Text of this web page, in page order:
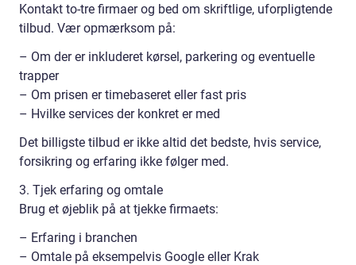
Kontakt to-tre firmaer og bed om skriftlige, uforpligtende
tilbud. Vær opmærksom på:
– Om der er inkluderet kørsel, parkering og eventuelle
trapper
– Om prisen er timebaseret eller fast pris
– Hvilke services der konkret er med
Det billigste tilbud er ikke altid det bedste, hvis service,
forsikring og erfaring ikke følger med.
3. Tjek erfaring og omtale
Brug et øjeblik på at tjekke firmaets:
– Erfaring i branchen
– Omtale på eksempelvis Google eller Krak